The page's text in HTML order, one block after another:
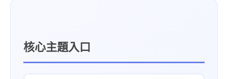
核心主題入口